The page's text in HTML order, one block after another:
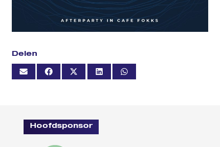
Delen
Hoofdsponsor